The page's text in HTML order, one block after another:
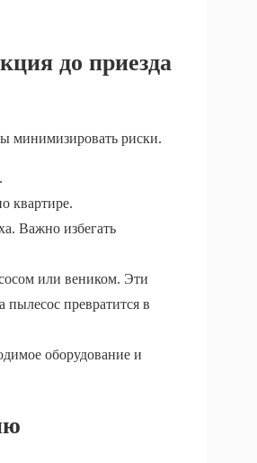
до приезда
минимизировать риски.
квартире.
Важно избегать
или веником. Эти
пылесос превратится в
оборудование и